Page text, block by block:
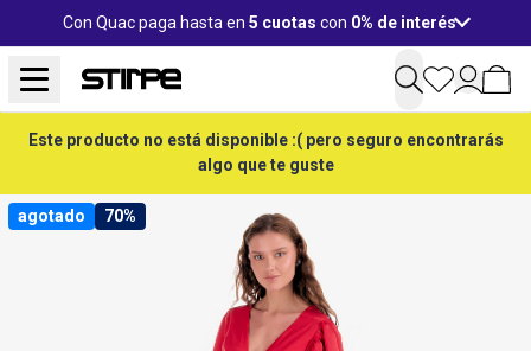
Con Quac paga hasta en 5 cuotas con 0% de interés
Este producto no está disponible :( pero seguro encontrarás
algo que te guste
agotado 70%